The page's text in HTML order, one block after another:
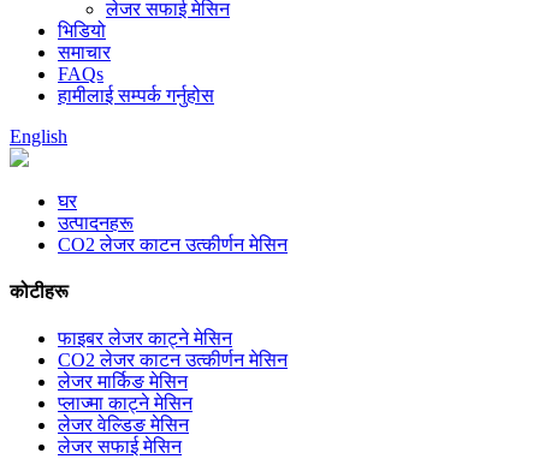
लेजर सफाई मेसिन
भिडियो
समाचार
FAQs
हामीलाई सम्पर्क गर्नुहोस
English
घर
उत्पादनहरू
CO2 लेजर काटन उत्कीर्णन मेसिन
कोटीहरू
फाइबर लेजर काट्ने मेसिन
CO2 लेजर काटन उत्कीर्णन मेसिन
लेजर मार्किङ मेसिन
प्लाज्मा काट्ने मेसिन
लेजर वेल्डिङ मेसिन
लेजर सफाई मेसिन